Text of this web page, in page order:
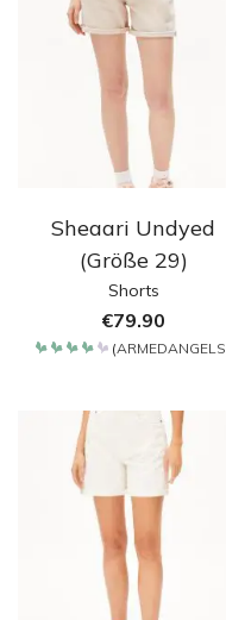
Sheaari Undyed
(Größe 29)
Shorts
€79.90
(ARMEDANGELS